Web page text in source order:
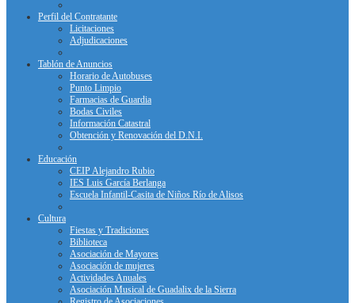
Perfil del Contratante
Licitaciones
Adjudicaciones
Tablón de Anuncios
Horario de Autobuses
Punto Limpio
Farmacias de Guardia
Bodas Civiles
Información Catastral
Obtención y Renovación del D.N.I.
Educación
CEIP Alejandro Rubio
IES Luis García Berlanga
Escuela Infantil-Casita de Niños Río de Alisos
Cultura
Fiestas y Tradiciones
Biblioteca
Asociación de Mayores
Asociación de mujeres
Actividades Anuales
Asociación Musical de Guadalix de la Sierra